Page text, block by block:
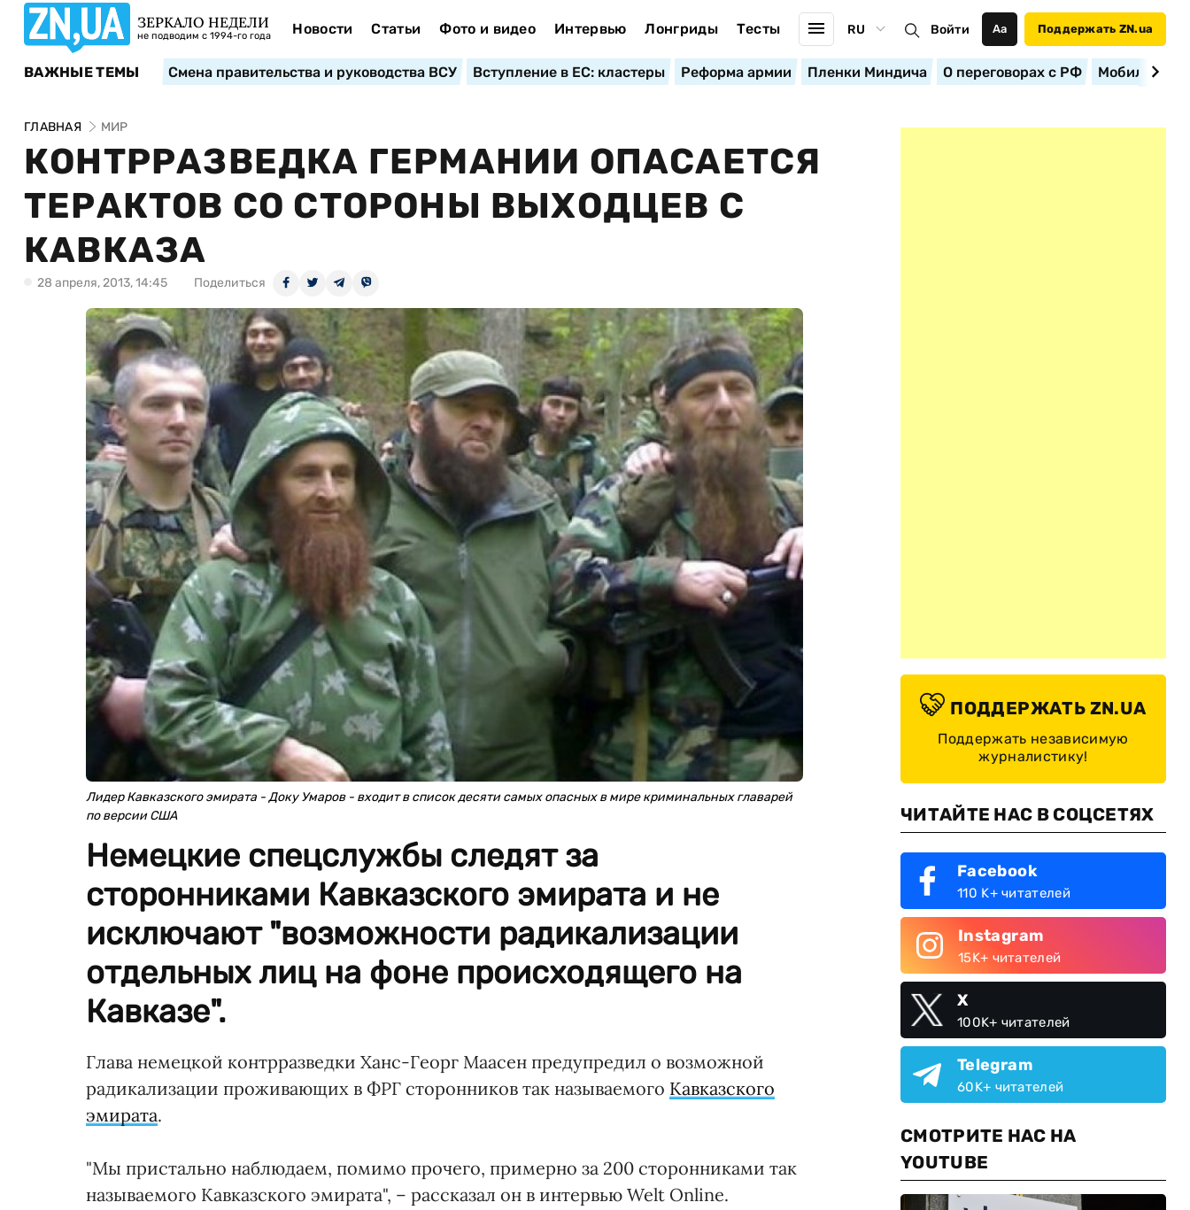
ЗЕРКАЛО НЕДЕЛИ
не подводим с 1994-го года Новости Статьи Фото и видео Интервью Лонгриды Тесты RU Войти Аа Поддержать ZN.ua
ВАЖНЫЕ ТЕМЫ Смена правительства и руководства ВСУ Вступление в ЕС: кластеры Реформа армии Пленки Миндича О переговорах с РФ
ГЛАВНАЯ МИР
КОНТРРАЗВЕДКА ГЕРМАНИИ ОПАСАЕТСЯ
ТЕРАКТОВ СО СТОРОНЫ ВЫХОДЦЕВ С
КАВКАЗА
28 апреля, 2013, 14:45 Поделиться
Лидер Кавказского эмирата - Доку Умаров - входит в список десяти самых опасных в мире криминальных главарей
по версии США
Немецкие спецслужбы следят за
сторонниками Кавказского эмирата и не
исключают "возможности радикализации
отдельных лиц на фоне происходящего на
Кавказе".
Глава немецкой контрразведки Ханс-Георг Маасен предупредил о возможной
радикализации проживающих в ФРГ сторонников так называемого Кавказского
эмирата.
"Мы пристально наблюдаем, помимо прочего, примерно за 200 сторонниками так
называемого Кавказского эмирата", – рассказал он в интервью Welt Online.
ПОДДЕРЖАТЬ ZN.UA
Поддержать независимую
журналистику!
ЧИТАЙТЕ НАС В СОЦСЕТЯХ
Facebook
110 K+ читателей
Instagram
15K+ читателей
X
100K+ читателей
Telegram
60K+ читателей
СМОТРИТЕ НАС НА
YOUTUBE